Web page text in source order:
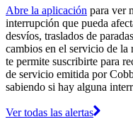
Abre la aplicación para ver
interrupción que pueda
desvíos, traslados de
cambios en el servicio de la
te permite suscribirte para
de servicio emitida por
sabiendo si hay alguna
Ver todas las alertas